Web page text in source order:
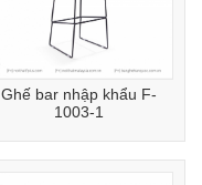
Ghế bar nhập khẩu F-
1003-1